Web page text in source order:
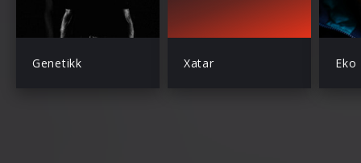
Genetikk Xatar Eko